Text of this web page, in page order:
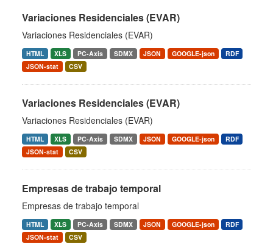
Variaciones Residenciales (EVAR)
Variaciones Residenciales (EVAR)
HTML XLS PC-Axis SDMX JSON GOOGLE-json
RDF
JSON-stat
CSV
Variaciones Residenciales (EVAR)
Variaciones Residenciales (EVAR)
HTML XLS PC-Axis SDMX JSON GOOGLE-json
RDF
JSON-stat
CSV
Empresas de trabajo temporal
Empresas de trabajo temporal
HTML XLS PC-Axis SDMX JSON GOOGLE-json
RDF
JSON-stat
CSV